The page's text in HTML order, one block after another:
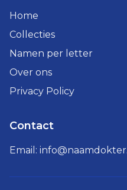
Home
Collecties
Namen per letter
Over ons
Privacy Policy
Contact
Email: